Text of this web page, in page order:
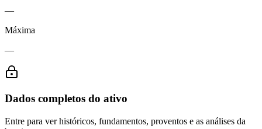
—
Máxima
—
Dados completos do ativo
Entre para ver históricos, fundamentos, proventos e as análises da